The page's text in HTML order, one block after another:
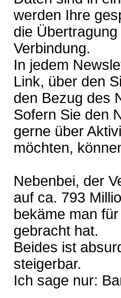
werden Ihre
die
Verbindung.
In jedem
Link, über den
den Bezug des
Sofern Sie den
gerne über
möchten,
Nebenbei, der
auf ca. 793
bekäme man
gebracht hat.
Beides ist
steigerbar.
Ich sage nur: